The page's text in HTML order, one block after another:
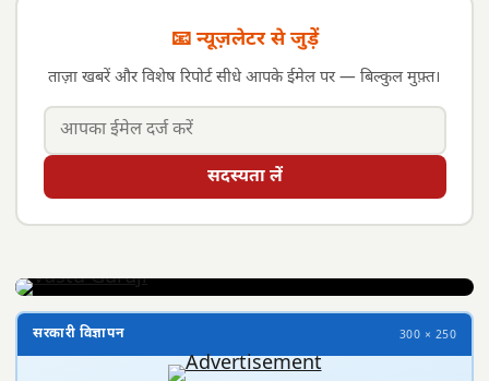
📧 न्यूज़लेटर से जुड़ें
ताज़ा खबरें और विशेष रिपोर्ट सीधे आपके ईमेल पर — बिल्कुल मुफ़्त।
सदस्यता लें
सरकारी विज्ञापन 300 × 250